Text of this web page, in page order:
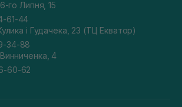
го Липня, 15
61-44
і Гудачека, 23 (ТЦ Екватор)
34-88
4
60-62